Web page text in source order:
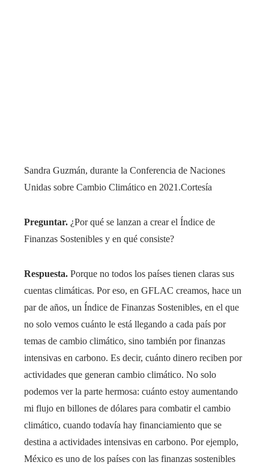
Sandra Guzmán, durante la Conferencia de Naciones
Unidas sobre Cambio Climático en 2021.Cortesía
Preguntar. ¿Por qué se lanzan a crear el Índice de
Finanzas Sostenibles y en qué consiste?
Respuesta. Porque no todos los países tienen claras sus
cuentas climáticas. Por eso, en GFLAC creamos, hace un
par de años, un Índice de Finanzas Sostenibles, en el que
no solo vemos cuánto le está llegando a cada país por
temas de cambio climático, sino también por finanzas
intensivas en carbono. Es decir, cuánto dinero reciben por
actividades que generan cambio climático. No solo
podemos ver la parte hermosa: cuánto estoy aumentando
mi flujo en billones de dólares para combatir el cambio
climático, cuando todavía hay financiamiento que se
destina a actividades intensivas en carbono. Por ejemplo,
México es uno de los países con las finanzas sostenibles